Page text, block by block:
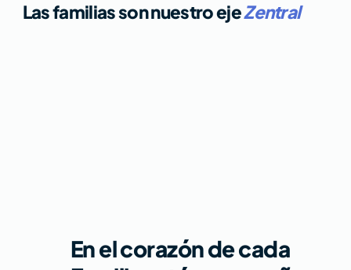
Las familias son nuestro ejeZentral
En el corazón de cada